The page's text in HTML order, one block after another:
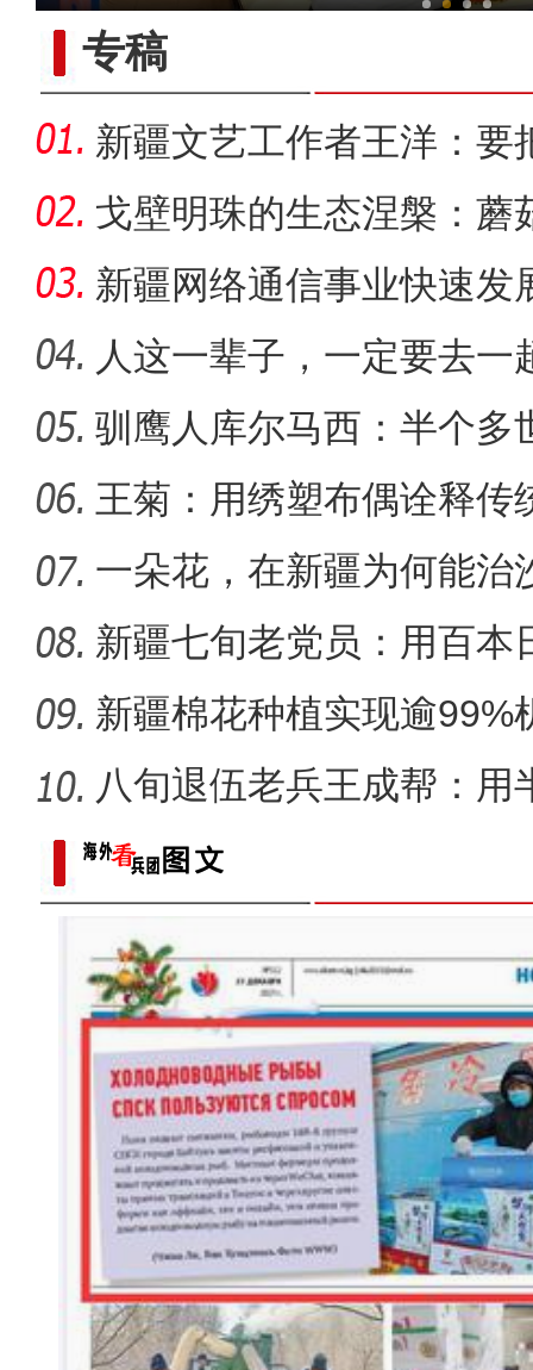
【与你为邻】“中医文化”
专稿
新疆文艺工作者王洋：要
多人听
戈壁明珠的生态涅槃：蘑
战
新疆网络通信事业快速发
距离
人这一辈子，一定要去一
驯鹰人库尔马西：半个多
王菊：用绣塑布偶诠释传
一朵花，在新疆为何能治
新疆七旬老党员：用百本
世纪变
新疆棉花种植实现逾99%
八旬退伍老兵王成帮：用
装